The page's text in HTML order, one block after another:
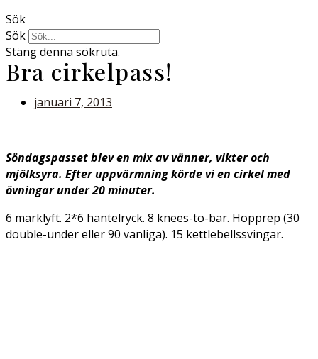
Sök
Sök
Stäng denna sökruta.
Bra cirkelpass!
januari 7, 2013
Söndagspasset blev en mix av vänner, vikter och
mjölksyra. Efter uppvärmning körde vi en cirkel med
övningar under 20 minuter.
6 marklyft. 2*6 hantelryck. 8 knees-to-bar. Hopprep (30
double-under eller 90 vanliga). 15 kettlebellssvingar.